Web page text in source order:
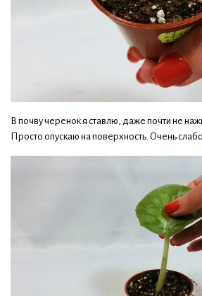
В почву черенок я ставлю, даже почти не
Просто опускаю на поверхность. Очень